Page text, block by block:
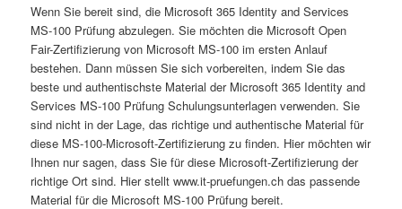
Wenn Sie bereit sind, die Microsoft 365 Identity and Services
MS-100 Prüfung abzulegen. Sie möchten die Microsoft Open
Fair-Zertifizierung von Microsoft MS-100 im ersten Anlauf
bestehen. Dann müssen Sie sich vorbereiten, indem Sie das
beste und authentischste Material der Microsoft 365 Identity and
Services MS-100 Prüfung Schulungsunterlagen verwenden. Sie
sind nicht in der Lage, das richtige und authentische Material für
diese MS-100-Microsoft-Zertifizierung zu finden. Hier möchten wir
Ihnen nur sagen, dass Sie für diese Microsoft-Zertifizierung der
richtige Ort sind. Hier stellt www.it-pruefungen.ch das passende
Material für die Microsoft MS-100 Prüfung bereit.